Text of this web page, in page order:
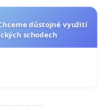
Chceme důstojné využití
schodech